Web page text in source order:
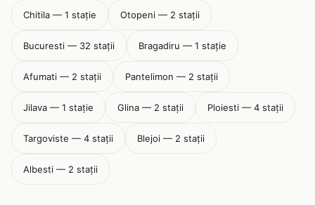
Chitila — 1 stație Otopeni — 2 stații
Bucuresti — 32 stații Bragadiru — 1 stație
Afumati — 2 stații Pantelimon — 2 stații
Jilava — 1 stație Glina — 2 stații Ploiesti — 4 stații
Targoviste — 4 stații Blejoi — 2 stații
Albesti — 2 stații